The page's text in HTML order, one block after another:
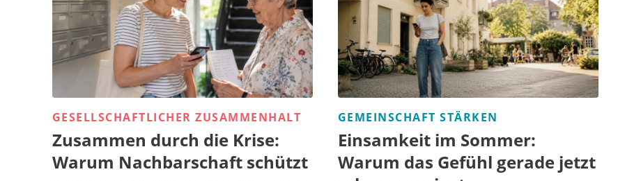
GESELLSCHAFTLICHER ZUSAMMENHALT
Zusammen durch die Krise:
Warum Nachbarschaft schützt
GEMEINSCHAFT STÄRKEN
Einsamkeit im Sommer:
Warum das Gefühl gerade jetzt